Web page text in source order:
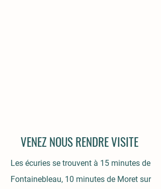
VENEZ NOUS RENDRE VISITE
Les écuries se trouvent à 15 minutes de
Fontainebleau, 10 minutes de Moret sur